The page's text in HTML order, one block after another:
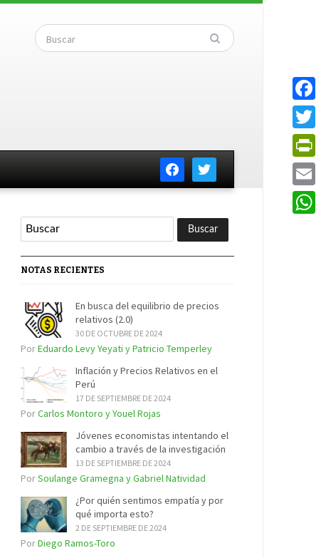
facebooktwitter
NOTAS RECIENTES
En busca del equilibrio de precios
relativos (2.0)
30 DE OCTUBRE DE 2024
PorEduardo Levy Yeyati y Patricio Temperley
Inflación y Precios Relativos en el
Perú
17 DE SEPTIEMBRE DE 2024
PorCarlos Montoro y Youel Rojas
Jóvenes economistas intentando el
cambio a través de la investigación
13 DE SEPTIEMBRE DE 2024
PorSoulange Gramegna y Gabriel Natividad
¿Por quién sentimos empatía y por
qué importa esto?
2 DE SEPTIEMBRE DE 2024
PorDiego Ramos-Toro
Email